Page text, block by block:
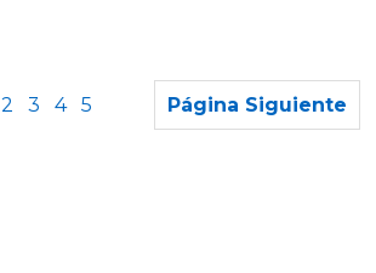
2 3 4 5 Página Siguiente